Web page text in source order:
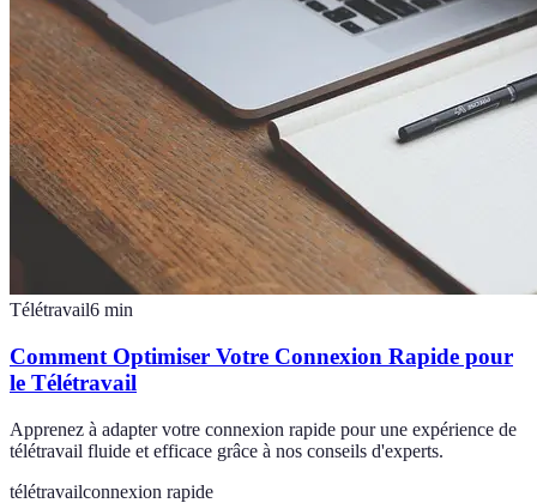
Télétravail6 min
Comment Optimiser Votre Connexion Rapide pour
le Télétravail
Apprenez à adapter votre connexion rapide pour une expérience de
télétravail fluide et efficace grâce à nos conseils d'experts.
télétravailconnexion rapide